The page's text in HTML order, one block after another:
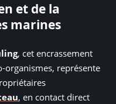
et de la
marines
, cet encrassement
organismes, représente
, en contact direct